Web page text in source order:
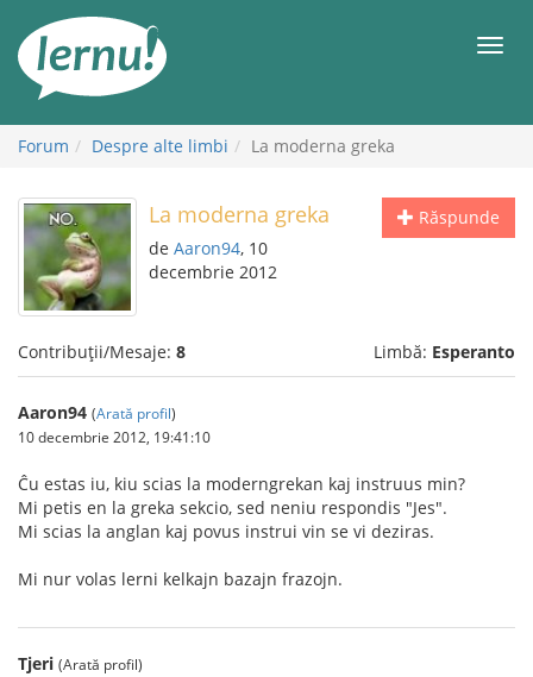
conținut
Forum Despre alte limbi La moderna greka
Răspunde
La moderna greka
de Aaron94, 10
decembrie 2012
Contribuții/Mesaje: 8 Limbă: Esperanto
Aaron94 (Arată profil)
10 decembrie 2012, 19:41:10
Ĉu estas iu, kiu scias la moderngrekan kaj instruus min?
Mi petis en la greka sekcio, sed neniu respondis "Jes".
Mi scias la anglan kaj povus instrui vin se vi deziras.
Mi nur volas lerni kelkajn bazajn frazojn.
Tjeri (Arată profil)